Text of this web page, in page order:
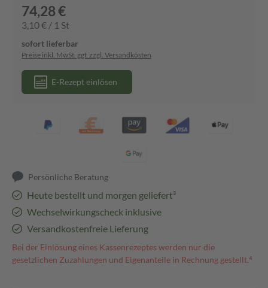
74,28 €
3,10 € / 1 St
sofort lieferbar
Preise inkl. MwSt. ggf. zzgl. Versandkosten
E-Rezept einlösen
Persönliche Beratung
Heute bestellt und morgen geliefert³
Wechselwirkungscheck inklusive
Versandkostenfreie Lieferung
Bei der Einlösung eines Kassenrezeptes werden nur die
gesetzlichen Zuzahlungen und Eigenanteile in Rechnung gestellt.⁴